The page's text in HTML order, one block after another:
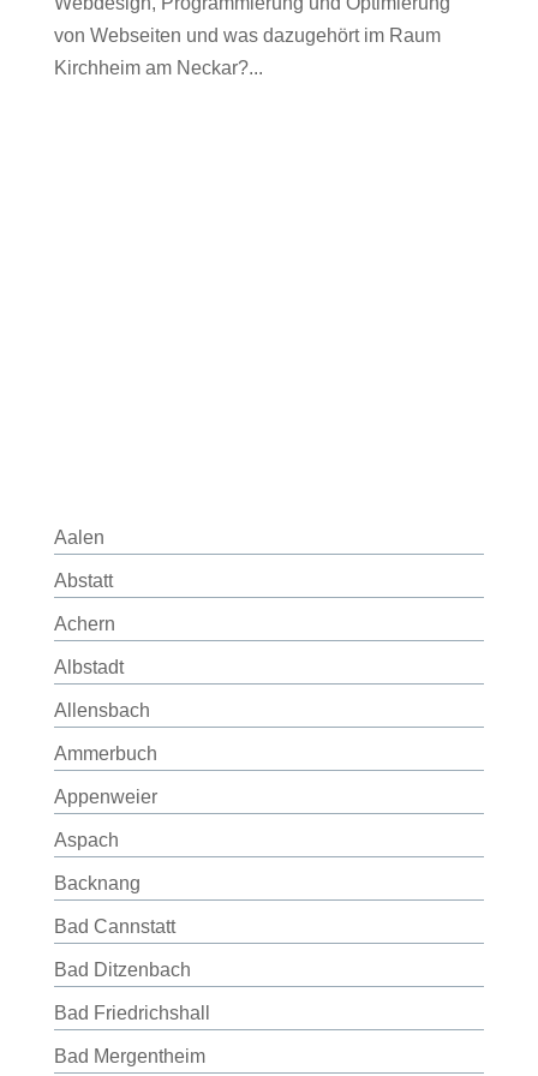
von Webseiten und was dazugehört im Raum
Kirchheim am Neckar?...
Aalen
Abstatt
Achern
Albstadt
Allensbach
Ammerbuch
Appenweier
Aspach
Backnang
Bad Cannstatt
Bad Ditzenbach
Bad Friedrichshall
Bad Mergentheim